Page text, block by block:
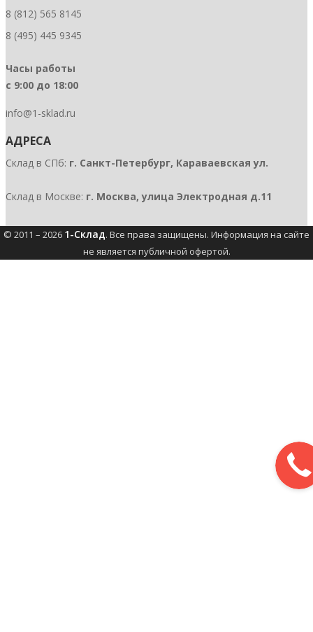
8 (812) 565 8145
8 (495) 445 9345
Часы работы
с 9:00 до 18:00
info@1-sklad.ru
АДРЕСА
Склад в СПб: г. Санкт-Петербург, Караваевская ул.
Склад в Москве: г. Москва, улица Электродная д.11
© 2011 – 2026 1-Склад. Все права защищены. Информация на сайте
не является публичной офертой.